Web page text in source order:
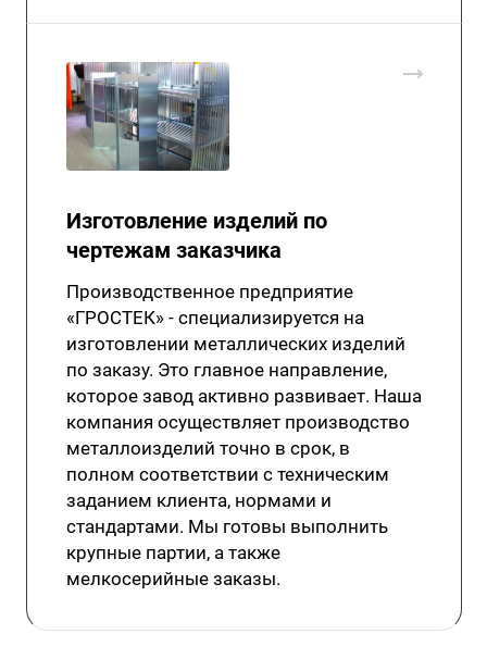
Изготовление изделий по
чертежам заказчика
Производственное предприятие
«ГРОСТЕК» - специализируется на
изготовлении металлических изделий
по заказу. Это главное направление,
которое завод активно развивает. Наша
компания осуществляет производство
металлоизделий точно в срок, в
полном соответствии с техническим
заданием клиента, нормами и
стандартами. Мы готовы выполнить
крупные партии, а также
мелкосерийные заказы.